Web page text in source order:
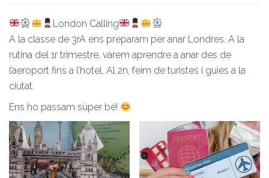
London Calling
A la classe de 3rA ens preparam per anar Londres. A la
rutina del 1r trimestre, vàrem aprendre a anar des de
l’aeroport fins a l’hotel. Al 2n, feim de turistes i guies a la
ciutat.
Ens ho passam súper bé!